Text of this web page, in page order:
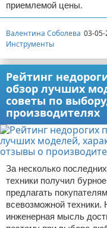
приемлемой цены.
Валентина Соболева 03-
Инструменты
Рейтинг
обзор лучших
советы по
производителях
За несколько
техники получил
предлагать
всевозможной техники.
инженерная мысль